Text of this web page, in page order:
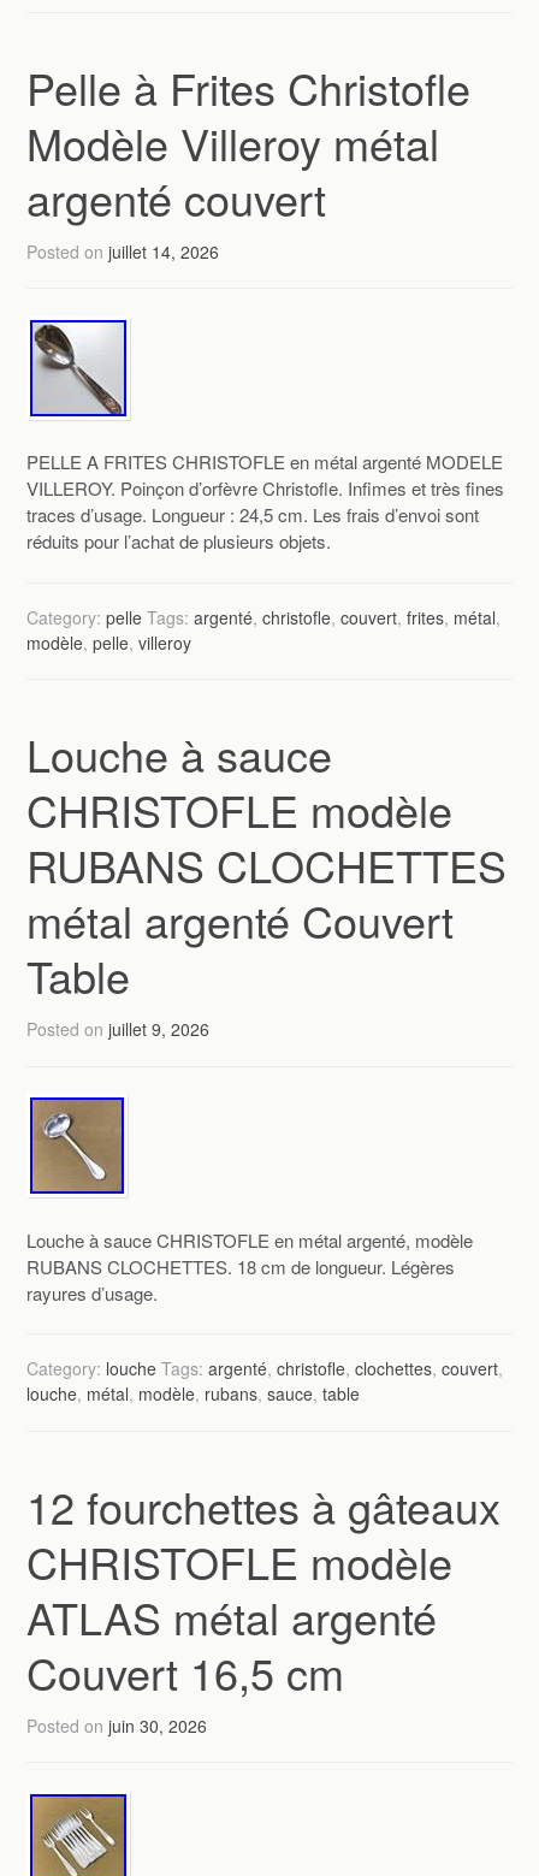
Pelle à Frites Christofle
Modèle Villeroy métal
argenté couvert
Posted onjuillet 14, 2026
PELLE A FRITES CHRISTOFLE en métal argenté MODELE
VILLEROY. Poinçon d’orfèvre Christofle. Infimes et très fines
traces d’usage. Longueur : 24,5 cm. Les frais d’envoi sont
réduits pour l’achat de plusieurs objets.
Category:pelle Tags:argenté,christofle,couvert,frites, métal,
modèle,pelle,villeroy
Louche à sauce
CHRISTOFLE modèle
RUBANS CLOCHETTES
métal argenté Couvert
Table
Posted onjuillet 9, 2026
Louche à sauce CHRISTOFLE en métal argenté, modèle
RUBANS CLOCHETTES. 18 cm de longueur. Légères
rayures d’usage.
Category: louche Tags:argenté,christofle,clochettes,couvert,
louche, métal, modèle, rubans,sauce,table
12 fourchettes à gâteaux
CHRISTOFLE modèle
ATLAS métal argenté
Couvert 16,5 cm
Posted onjuin 30, 2026